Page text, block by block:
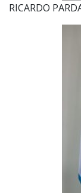
RICARDO